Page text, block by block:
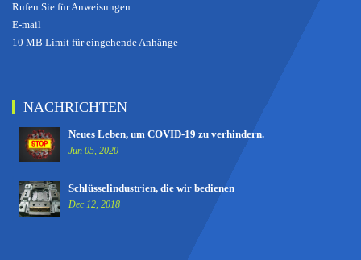
Rufen Sie für Anweisungen
E-mail
10 MB Limit für eingehende Anhänge
NACHRICHTEN
Neues Leben, um COVID-19 zu verhindern.
Jun 05, 2020
Schlüsselindustrien, die wir bedienen
Dec 12, 2018